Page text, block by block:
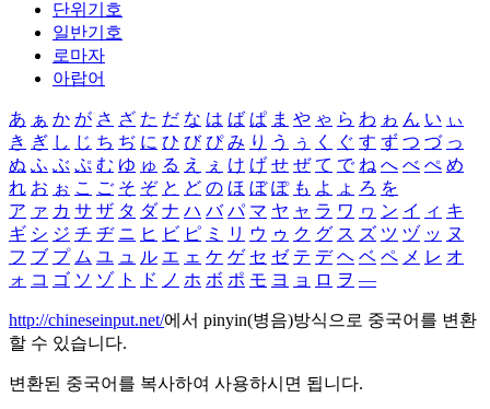
단위기호
일반기호
로마자
아랍어
あ ぁ か が さ ざ た だ な は ば ぱ ま や ゃ ら わ ゎ ん い ぃ
き ぎ し じ ち ぢ に ひ び ぴ み り う ぅ く ぐ す ず つ づ っ
ぬ ふ ぶ ぷ む ゆ ゅ る え ぇ け げ せ ぜ て で ね へ べ ぺ め
れ お ぉ こ ご そ ぞ と ど の ほ ぼ ぽ も よ ょ ろ を
ア ァ カ サ ザ タ ダ ナ ハ バ パ マ ヤ ャ ラ ワ ヮ ン イ ィ キ
ギ シ ジ チ ヂ ニ ヒ ビ ピ ミ リ ウ ゥ ク グ ス ズ ツ ヅ ッ ヌ
フ ブ プ ム ユ ュ ル エ ェ ケ ゲ セ ゼ テ デ ヘ ベ ペ メ レ オ
ォ コ ゴ ソ ゾ ト ド ノ ホ ボ ポ モ ヨ ョ ロ ヲ ―
http://chineseinput.net/에서 pinyin(병음)방식으로 중국어를 변환
할 수 있습니다.
변환된 중국어를 복사하여 사용하시면 됩니다.